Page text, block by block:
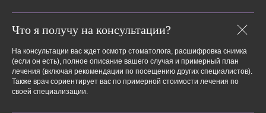
Что я получу на консультации?
На консультации вас ждет осмотр стоматолога, расшифровка снимка
(если он есть), полное описание вашего случая и примерный план
лечения (включая рекомендации по посещению других специалистов).
Также врач сориентирует вас по примерной стоимости лечения по
своей специализации.